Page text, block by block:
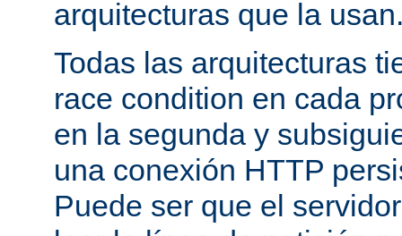
arquitecturas que la
Todas las arquitecturas
race condition en cada
en la segunda y
una conexión HTTP
Puede ser que el